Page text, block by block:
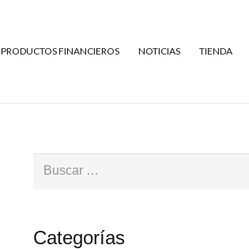
PRODUCTOS FINANCIEROS NOTICIAS TIENDA
Buscar:
Categorías